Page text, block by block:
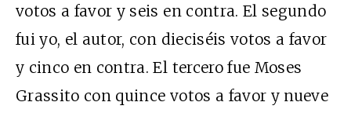
votos a favor y seis en contra. El segundo
fui yo, el autor, con dieciséis votos a favor
y cinco en contra. El tercero fue Moses
Grassito con quince votos a favor y nueve